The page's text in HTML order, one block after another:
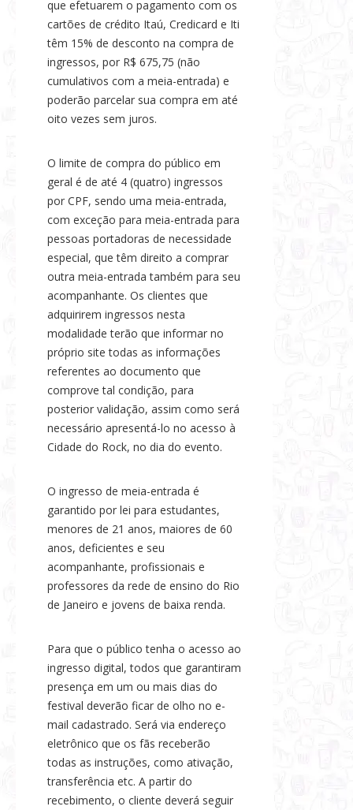
que efetuarem o pagamento com os
cartões de crédito Itaú, Credicard e Iti
têm 15% de desconto na compra de
ingressos, por R$ 675,75 (não
cumulativos com a meia-entrada) e
poderão parcelar sua compra em até
oito vezes sem juros.
O limite de compra do público em
geral é de até 4 (quatro) ingressos
por CPF, sendo uma meia-entrada,
com exceção para meia-entrada para
pessoas portadoras de necessidade
especial, que têm direito a comprar
outra meia-entrada também para seu
acompanhante. Os clientes que
adquirirem ingressos nesta
modalidade terão que informar no
próprio site todas as informações
referentes ao documento que
comprove tal condição, para
posterior validação, assim como será
necessário apresentá-lo no acesso à
Cidade do Rock, no dia do evento.
O ingresso de meia-entrada é
garantido por lei para estudantes,
menores de 21 anos, maiores de 60
anos, deficientes e seu
acompanhante, profissionais e
professores da rede de ensino do Rio
de Janeiro e jovens de baixa renda.
Para que o público tenha o acesso ao
ingresso digital, todos que garantiram
presença em um ou mais dias do
festival deverão ficar de olho no e-
mail cadastrado. Será via endereço
eletrônico que os fãs receberão
todas as instruções, como ativação,
transferência etc. A partir do
recebimento, o cliente deverá seguir